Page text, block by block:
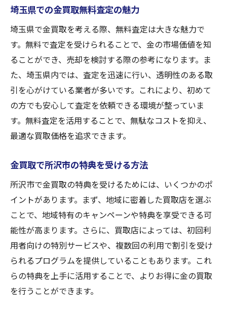
埼玉県での金買取無料査定の魅力
埼玉県で金買取を考える際、無料査定は大きな魅力で
す。無料で査定を受けられることで、金の市場価値を知
ることができ、売却を検討する際の参考になります。ま
た、埼玉県内では、査定を迅速に行い、透明性のある取
引を心がけている業者が多いです。これにより、初めて
の方でも安心して査定を依頼できる環境が整っていま
す。無料査定を活用することで、無駄なコストを抑え、
最適な買取価格を追求できます。
金買取で所沢市の特典を受ける方法
所沢市で金買取の特典を受けるためには、いくつかのポ
イントがあります。まず、地域に密着した買取店を選ぶ
ことで、地域特有のキャンペーンや特典を享受できる可
能性が高まります。さらに、買取店によっては、初回利
用者向けの特別サービスや、複数回の利用で割引を受け
られるプログラムを提供していることもあります。これ
らの特典を上手に活用することで、よりお得に金の買取
を行うことができます。